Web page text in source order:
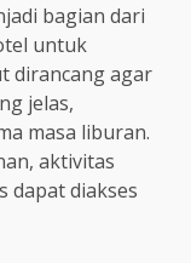
bagian dari
untuk
dirancang agar
jelas,
masa liburan.
aktivitas
dapat diakses